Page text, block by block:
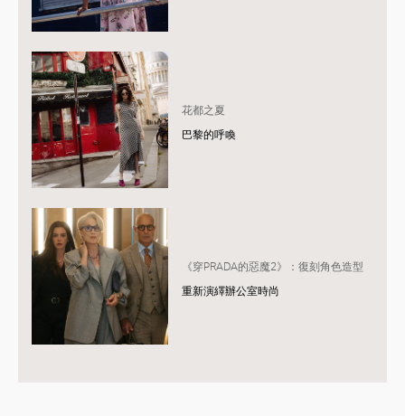
花都之夏
巴黎的呼喚
《穿PRADA的惡魔2》：復刻角色造型
重新演繹辦公室時尚